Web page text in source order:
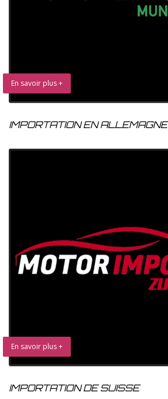
En savoir plus +
IMPORTATION EN ALLEMAGNE
En savoir plus +
IMPORTATION DE SUISSE